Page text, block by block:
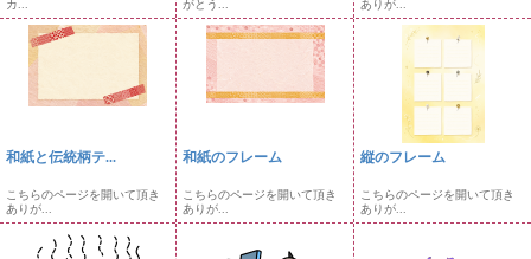
カ...
がとう...
ありが...
和紙と伝統柄テ...
こちらのページを開いて頂き
ありが...
和紙のフレーム
こちらのページを開いて頂き
ありが...
縦のフレーム
こちらのページを開いて頂き
ありが...